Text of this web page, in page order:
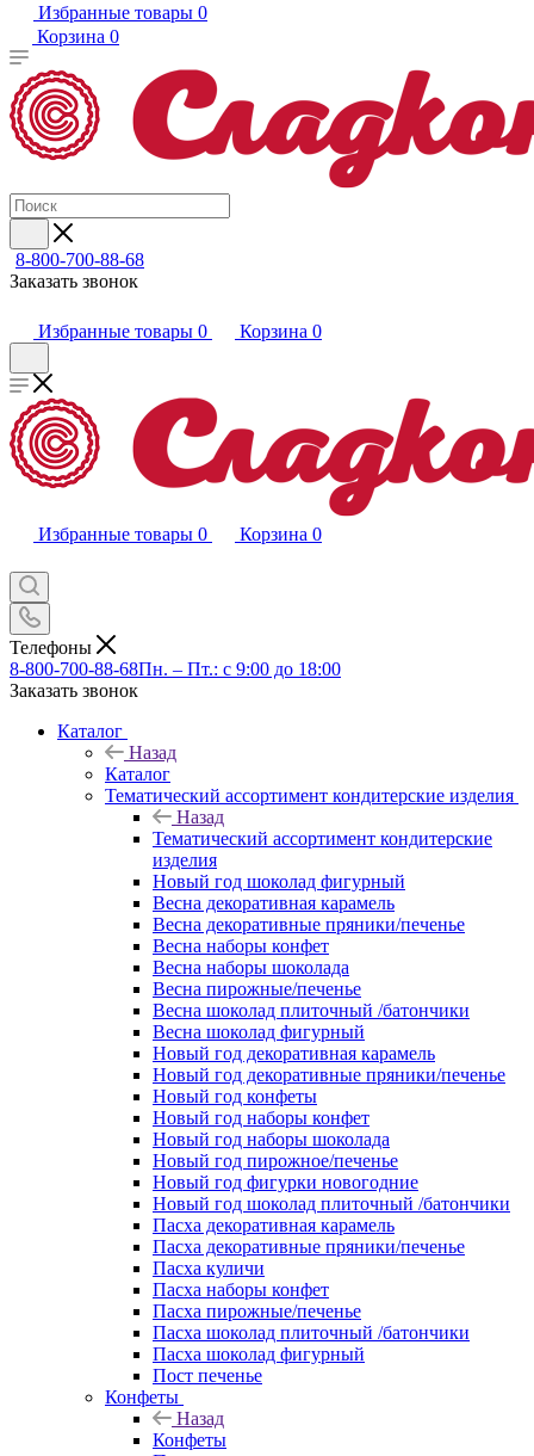
Избранные товары 0
Корзина 0
8-800-700-88-68
Заказать звонок
Избранные товары 0 Корзина 0
Избранные товары 0 Корзина 0
Телефоны
8-800-700-88-68Пн. – Пт.: с 9:00 до 18:00
Заказать звонок
Каталог
Назад
Каталог
Тематический ассортимент кондитерские изделия
Назад
Тематический ассортимент кондитерские
изделия
Новый год шоколад фигурный
Весна декоративная карамель
Весна декоративные пряники/печенье
Весна наборы конфет
Весна наборы шоколада
Весна пирожные/печенье
Весна шоколад плиточный /батончики
Весна шоколад фигурный
Новый год декоративная карамель
Новый год декоративные пряники/печенье
Новый год конфеты
Новый год наборы конфет
Новый год наборы шоколада
Новый год пирожное/печенье
Новый год фигурки новогодние
Новый год шоколад плиточный /батончики
Пасха декоративная карамель
Пасха декоративные пряники/печенье
Пасха куличи
Пасха наборы конфет
Пасха пирожные/печенье
Пасха шоколад плиточный /батончики
Пасха шоколад фигурный
Пост печенье
Конфеты
Назад
Конфеты